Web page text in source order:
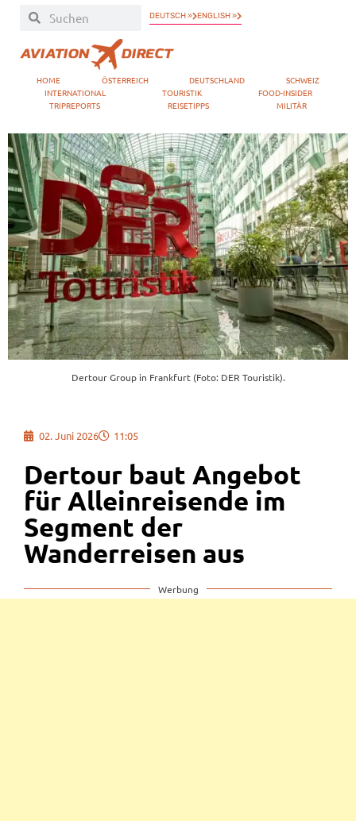
DEUTSCH » ENGLISH »
HOME ÖSTERREICH DEUTSCHLAND
SCHWEIZ
INTERNATIONAL
TOURISTIK
FOOD-INSIDER
TRIPREPORTS
REISETIPPS MILITÄR
Dertour Group in Frankfurt (Foto: DER Touristik).
02. Juni 2026 11:05
Dertour baut Angebot
für Alleinreisende im
Segment der
Wanderreisen aus
Werbung